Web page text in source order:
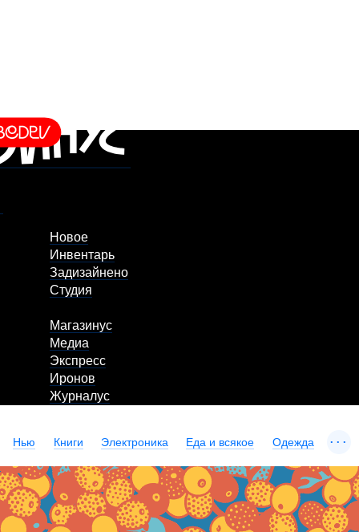
Новое
Инвентарь
Задизайнено
Студия
Магазинус
Медиа
Экспресс
Иронов
Журналус
Нью Книги Электроника Еда и всякое Одежда ...